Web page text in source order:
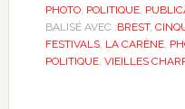
PHOTO, POLITIQUE,
BALISÉ AVEC :BREST,
FESTIVALS, LA CARÈNE,
POLITIQUE, VIEILLES